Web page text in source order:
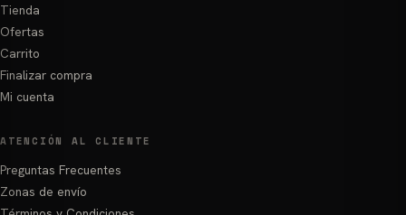
Tienda
Ofertas
Carrito
Finalizar compra
Mi cuenta
ATENCIÓN AL CLIENTE
Preguntas Frecuentes
Zonas de envío